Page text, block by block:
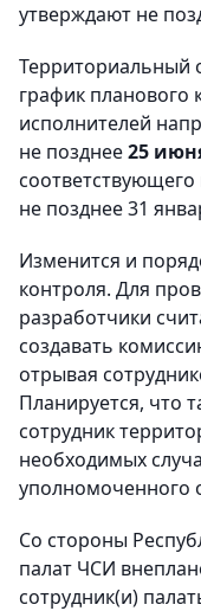
утверждают не
Территориальный
график планового
исполнителей
не позднее25
не позднее 31
Изменится и
контроля. Для
разработчики
создавать
отрывая
Планируется, что
сотрудник
необходимых
уполномоченного
Со стороны
палат ЧСИ
сотрудник(и)